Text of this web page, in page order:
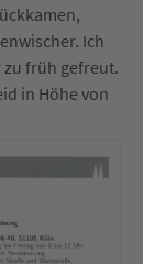
Ich
früh gefreut.
in Höhe von